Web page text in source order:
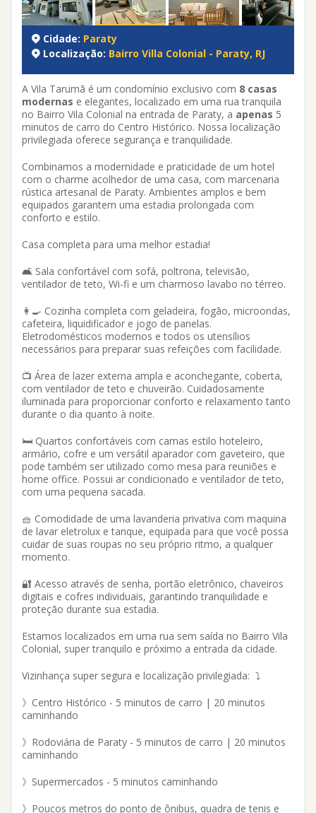
Cidade: Paraty
Localização: Bairro Villa Colonial - Paraty, RJ
A Vila Tarumã é um condomínio exclusivo com 8 casas
modernas e elegantes, localizado em uma rua tranquila
no Bairro Vila Colonial na entrada de Paraty, a apenas 5
minutos de carro do Centro Histórico. Nossa localização
privilegiada oferece segurança e tranquilidade.
Combinamos a modernidade e praticidade de um hotel
com o charme acolhedor de uma casa, com marcenaria
rústica artesanal de Paraty. Ambientes amplos e bem
equipados garantem uma estadia prolongada com
conforto e estilo.
Casa completa para uma melhor estadia!
🛋️ Sala confortável com sofá, poltrona, televisão,
ventilador de teto, Wi-fi e um charmoso lavabo no térreo.
👩‍🍳 Cozinha completa com geladeira, fogão, microondas,
cafeteira, liquidificador e jogo de panelas.
Eletrodomésticos modernos e todos os utensílios
necessários para preparar suas refeições com facilidade.
📺 Área de lazer externa ampla e aconchegante, coberta,
com ventilador de teto e chuveirão. Cuidadosamente
iluminada para proporcionar conforto e relaxamento tanto
durante o dia quanto à noite.
🛏️ Quartos confortáveis com camas estilo hoteleiro,
armário, cofre e um versátil aparador com gaveteiro, que
pode também ser utilizado como mesa para reuniões e
home office. Possui ar condicionado e ventilador de teto,
com uma pequena sacada.
🧺 Comodidade de uma lavanderia privativa com maquina
de lavar eletrolux e tanque, equipada para que você possa
cuidar de suas roupas no seu próprio ritmo, a qualquer
momento.
🔐 Acesso através de senha, portão eletrônico, chaveiros
digitais e cofres individuais, garantindo tranquilidade e
proteção durante sua estadia.
Estamos localizados em uma rua sem saída no Bairro Vila
Colonial, super tranquilo e próximo a entrada da cidade.
Vizinhança super segura e localização privilegiada: ⤵️
》Centro Histórico - 5 minutos de carro | 20 minutos
caminhando
》Rodoviária de Paraty - 5 minutos de carro | 20 minutos
caminhando
》Supermercados - 5 minutos caminhando
》Poucos metros do ponto de ônibus, quadra de tenis e